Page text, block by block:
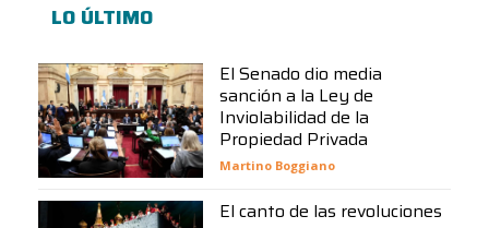
LO ÚLTIMO
El Senado dio media
sanción a la Ley de
Inviolabilidad de la
Propiedad Privada
Martino Boggiano
El canto de las revoluciones